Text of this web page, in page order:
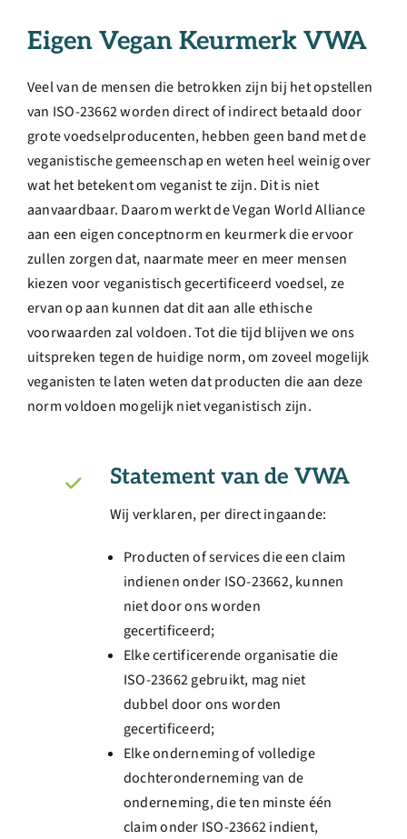
Eigen Vegan Keurmerk VWA
Veel van de mensen die betrokken zijn bij het opstellen
van ISO-23662 worden direct of indirect betaald door
grote voedselproducenten, hebben geen band met de
veganistische gemeenschap en weten heel weinig over
wat het betekent om veganist te zijn. Dit is niet
aanvaardbaar. Daarom werkt de Vegan World Alliance
aan een eigen conceptnorm en keurmerk die ervoor
zullen zorgen dat, naarmate meer en meer mensen
kiezen voor veganistisch gecertificeerd voedsel, ze
ervan op aan kunnen dat dit aan alle ethische
voorwaarden zal voldoen. Tot die tijd blijven we ons
uitspreken tegen de huidige norm, om zoveel mogelijk
veganisten te laten weten dat producten die aan deze
norm voldoen mogelijk niet veganistisch zijn.
Statement van de VWA
Wij verklaren, per direct ingaande:
Producten of services die een claim
indienen onder ISO-23662, kunnen
niet door ons worden
gecertificeerd;
Elke certificerende organisatie die
ISO-23662 gebruikt, mag niet
dubbel door ons worden
gecertificeerd;
Elke onderneming of volledige
dochteronderneming van de
onderneming, die ten minste één
claim onder ISO-23662 indient,